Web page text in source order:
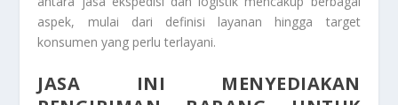
aspek, mulai dari definisi layanan hingga target
konsumen yang perlu terlayani.
JASA INI MENYEDIAKAN